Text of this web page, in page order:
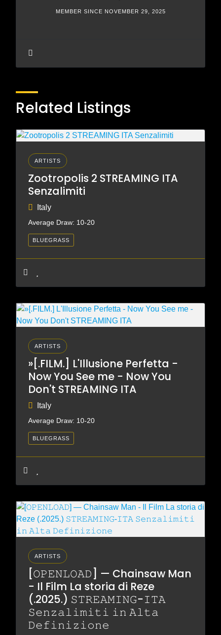
MEMBER SINCE NOVEMBER 29, 2025
Related Listings
ARTISTS
Zootropolis 2 STREAMING ITA
Senzalimiti
Italy
Average Draw: 10-20
BLUEGRASS
ARTISTS
»[.FILM.] L'Illusione Perfetta -
Now You See me - Now You
Don't STREAMING ITA
Italy
Average Draw: 10-20
BLUEGRASS
ARTISTS
[𝙾𝙿𝙴𝙽𝙻𝙾𝙰𝙳] — Chainsaw Man
- Il Film La storia di Reze
(.2025.) 𝚂𝚃𝚁𝙴𝙰𝙼𝙸𝙽𝙶-𝙸𝚃𝙰
𝚂𝚎𝚗𝚣𝚊𝚕𝚒𝚖𝚒𝚝𝚒 𝚒𝚗 𝙰𝚕𝚝𝚊
𝙳𝚎𝚏𝚒𝚗𝚒𝚣𝚒𝚘𝚗𝚎